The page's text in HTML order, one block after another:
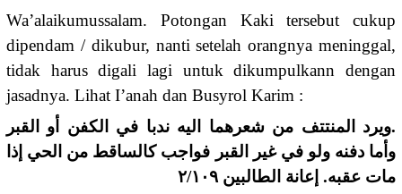
Wa’alaikumussalam. Potongan Kaki tersebut cukup
dipendam / dikubur, nanti setelah orangnya meninggal,
tidak harus digali lagi untuk dikumpulkann dengan
jasadnya. Lihat I’anah dan Busyrol Karim :
.ويرد المنتتف من شعرهما اليه ندبا في الكفن أو القبر
وأما دفنه ولو في غير القبر فواجب كالساقط من الحي إذا
مات عقبه. إعانة الطالبين ٢/١٠٩